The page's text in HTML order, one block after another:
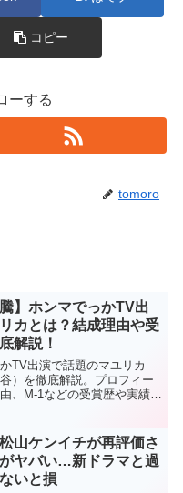
コピー
ーする
tomoro
騰】ホンマでっかTV出
カとは？結成理由や受
解説！
TV出演で話題のマユリカ
谷）を徹底解説。プロフィー
、M-1などの受賞歴や実績ま
松山ケンイチが再評価さ
ヤバい…新ドラマと過
いと損